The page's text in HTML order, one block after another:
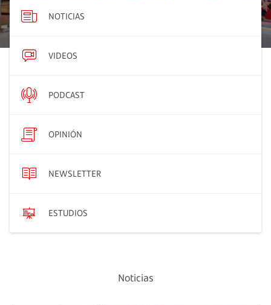
NOTICIAS
VIDEOS
PODCAST
OPINIÓN
NEWSLETTER
ESTUDIOS
Noticias